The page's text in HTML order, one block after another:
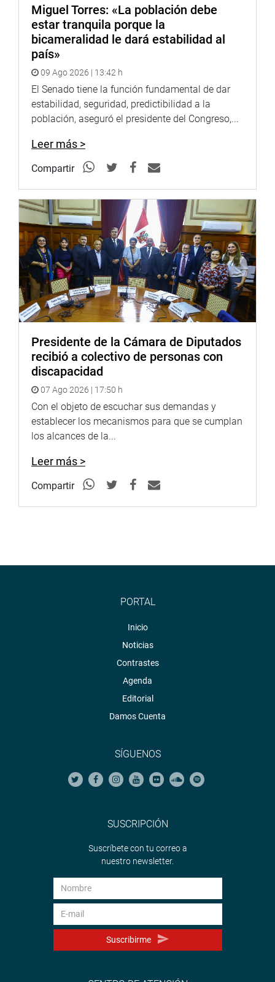
Miguel Torres: «La población debe
estar tranquila porque la
bicameralidad le dará estabilidad al
país»
09 Ago 2026 | 13:42 h
El Senado tiene la función fundamental de dar
estabilidad, seguridad, predictibilidad a la
población, aseguró el presidente del Congreso,...
Leer más >
Compartir
Presidente de la Cámara de Diputados
recibió a colectivo de personas con
discapacidad
07 Ago 2026 | 17:50 h
Con el objeto de escuchar sus demandas y
establecer los mecanismos para que se cumplan
los alcances de la...
Leer más >
Compartir
PORTAL
Inicio
Noticias
Contrastes
Agenda
Editorial
Damos Cuenta
SÍGUENOS
SUSCRIPCIÓN
Suscríbete con tu correo a
nuestro newsletter.
Suscribirme